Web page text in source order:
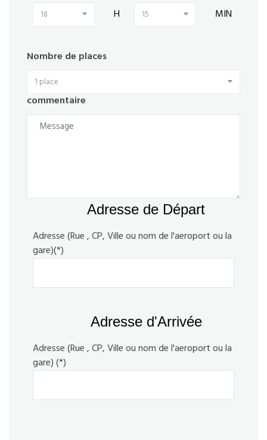
18 H 15 MIN
Nombre de places
1 place
commentaire
Adresse de Départ
Adresse (Rue , CP, Ville ou nom de l'aeroport ou la
gare)(*)
Adresse d'Arrivée
Adresse (Rue , CP, Ville ou nom de l'aeroport ou la
gare) (*)